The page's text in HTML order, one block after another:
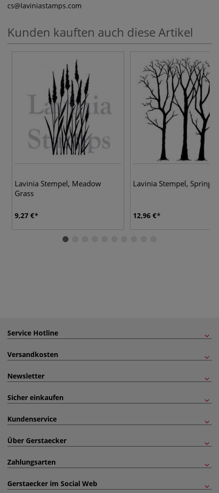
cs@laviniastamps.com
Kunden kauften auch diese Artikel
Lavinia Stempel, Meadow
Grass
9,27 €
Lavinia Stempel, Spring
12,96 €
Service Hotline
Versandkosten
Newsletter
Sicher einkaufen
Kundenservice
Über Gerstaecker
Zahlungsarten
Gerstaecker im Social Web